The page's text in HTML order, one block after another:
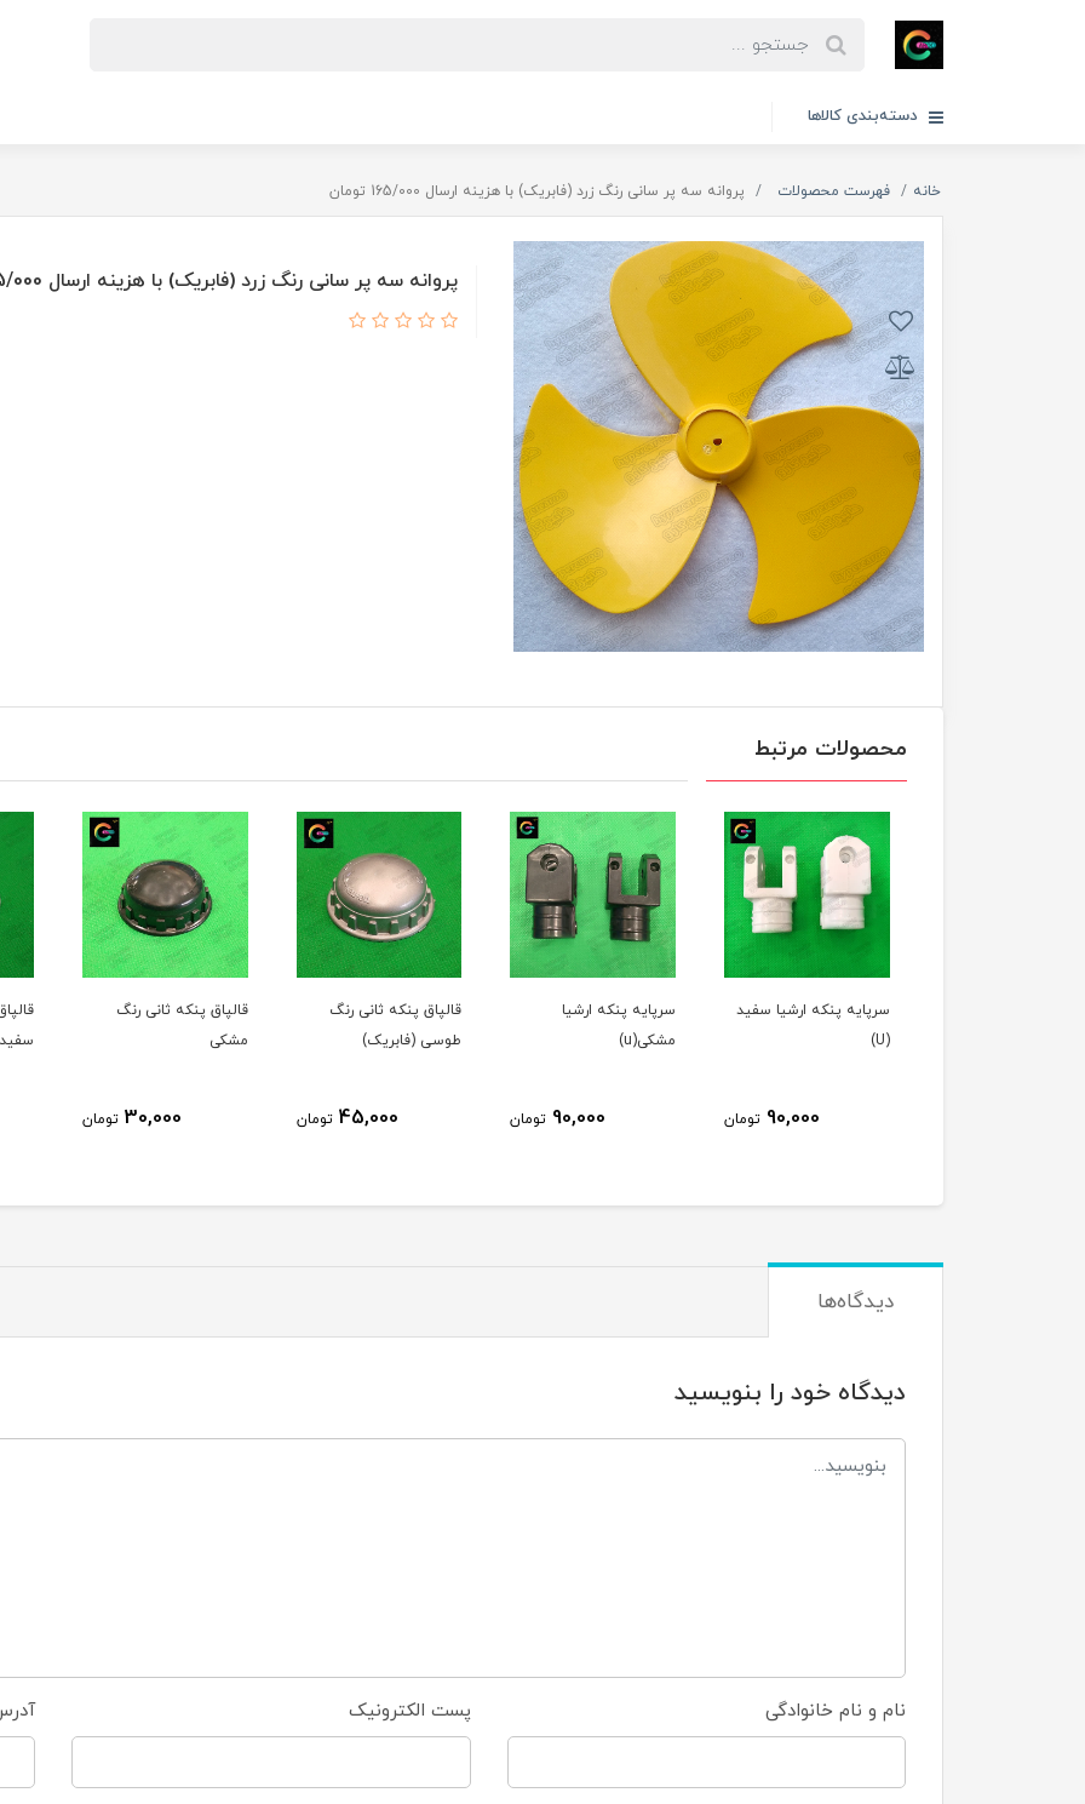
دسته‌بندی کالاها
خانه فهرست محصولات پروانه سه پر سانی رنگ زرد (فابریک) با هزینه ارسال 165/000 تومان
پروانه سه پر سانی رنگ زرد (فابریک) با هزینه ارسال 165/000 تومان
محصولات مرتبط
سرپایه پنکه ارشیا
90,000
قالپاق پنکه ثانی رنگ
طوسی (فابریک)
45,000
قالپاق پنکه ثانی رنگ
مشکی
30,000
قالپاق پنکه ثانی رنگ
30,000
دیدگاه‌ها
دیدگاه خود را بنویسید
نام و نام خانوادگی پست الکترونیک